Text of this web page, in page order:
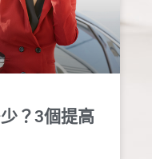
？3個提高